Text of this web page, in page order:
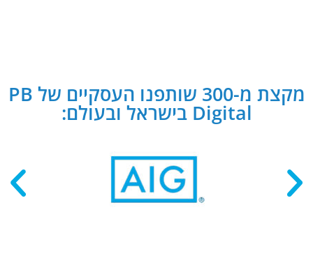
מקצת מ-300 שותפנו העסקיים של PB
Digital בישראל ובעולם: